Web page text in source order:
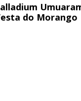
do Morango